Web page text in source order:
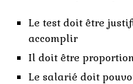
Le test doit être
accomplir
Il doit être
Le salarié doit